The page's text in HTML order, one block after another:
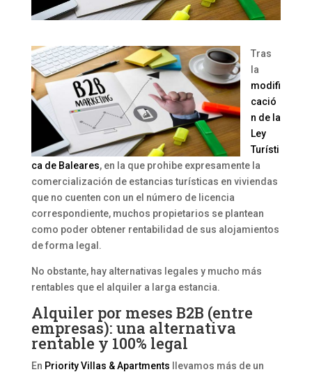
Tras
la
modifi
cació
n de la
Ley
Turísti
ca de Baleares, en la que prohibe expresamente la
comercialización de estancias turísticas en viviendas
que no cuenten con un el número de licencia
correspondiente, muchos propietarios se plantean
como poder obtener rentabilidad de sus alojamientos
de forma legal.
No obstante, hay alternativas legales y mucho más
rentables que el alquiler a larga estancia.
Alquiler por meses B2B (entre
empresas): una alternativa
rentable y 100% legal
En Priority Villas & Apartments llevamos más de un